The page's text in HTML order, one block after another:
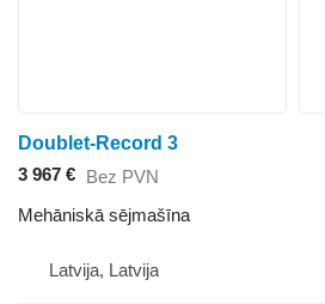
Doublet-Record 3
3 967 € Bez PVN
Mehāniskā sējmašīna
Latvija, Latvija